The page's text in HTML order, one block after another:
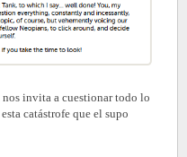
nos invita a cuestionar todo lo
catástrofe que el supo